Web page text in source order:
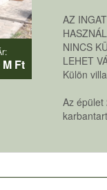
M Ft
AZ
NINCS
LEHET
Külön
Az